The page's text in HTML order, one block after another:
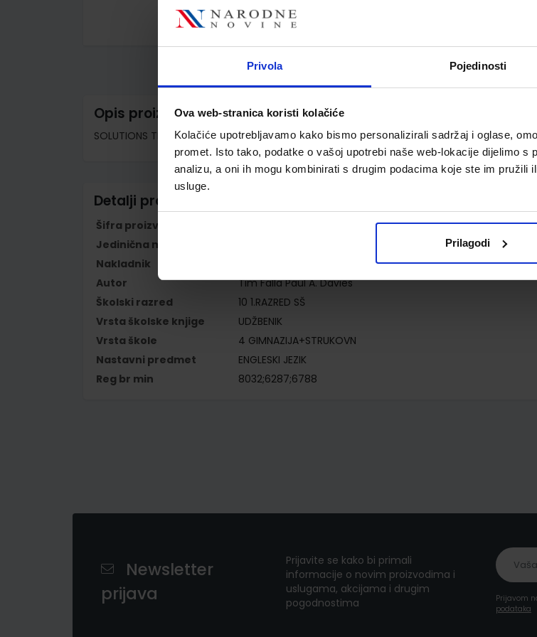
Privola Pojedinosti
Ova web-stranica koristi kolačiće
Kolačiće upotrebljavamo kako bismo personalizirali sadržaj i oglase,
promet. Isto tako, podatke o vašoj upotrebi naše web-lokacije dijelimo s
analizu, a oni ih mogu kombinirati s drugim podacima koje ste im pružili
usluge.
Prilagodi
gallery
Opis proizvoda
SOLUTIONS THIRD EDITION PRE-INTERMEDIATE; Class book with eBook, udžbenik engleskog
Detalji proizvoda
Šifra proizvoda
Jedinična mjera
Nakladnik
Autor
Tim Falla Paul A. Davies
Školski razred
10 1.RAZRED SŠ
Vrsta školske knjige
UDŽBENIK
Vrsta škole
4 GIMNAZIJA+STRUKOVN
Nastavni predmet
ENGLESKI JEZIK
Reg br min
8032;6287;6788
Newsletter
prijava
Prijavite se kako bi primali
informacije o novim proizvodima i
uslugama, akcijama i drugim
pogodnostima
Prijavom
podataka